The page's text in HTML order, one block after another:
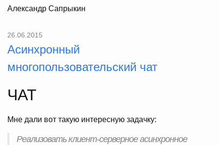
Александр Сапрыкин
26.06.2015
Асинхронный
многопользовательский чат
ЧАТ
Мне дали вот такую интересную задачку:
Реализовать клиент-серверное асинхронное